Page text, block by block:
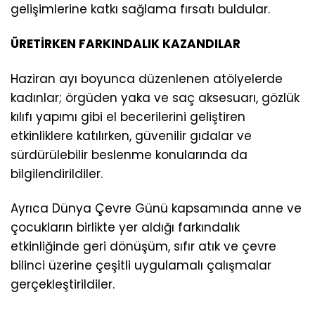
gelişimlerine katkı sağlama fırsatı buldular.
ÜRETİRKEN FARKINDALIK KAZANDILAR
Haziran ayı boyunca düzenlenen atölyelerde
kadınlar; örgüden yaka ve saç aksesuarı, gözlük
kılıfı yapımı gibi el becerilerini geliştiren
etkinliklere katılırken, güvenilir gıdalar ve
sürdürülebilir beslenme konularında da
bilgilendirildiler.
Ayrıca Dünya Çevre Günü kapsamında anne ve
çocukların birlikte yer aldığı farkındalık
etkinliğinde geri dönüşüm, sıfır atık ve çevre
bilinci üzerine çeşitli uygulamalı çalışmalar
gerçekleştirildiler.